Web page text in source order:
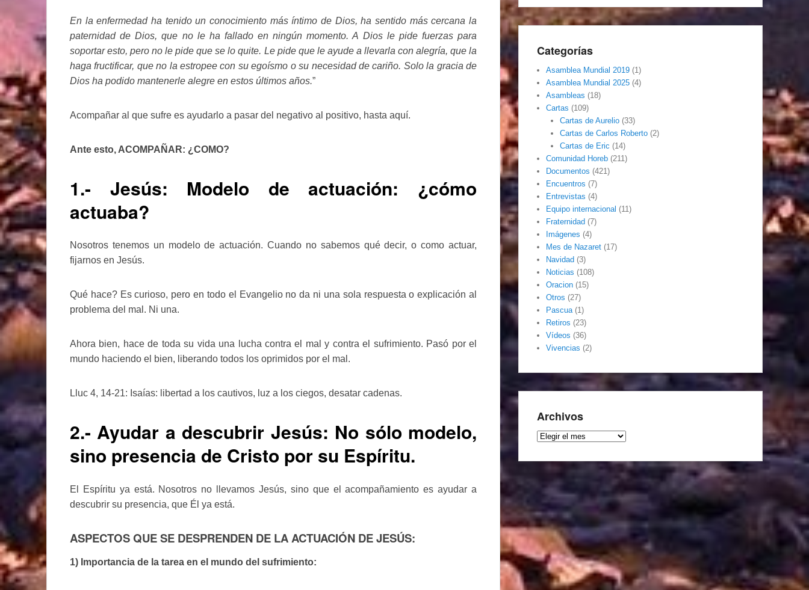
En la enfermedad ha tenido un conocimiento más íntimo de Dios, ha sentido más cercana la
paternidad de Dios, que no le ha fallado en ningún momento. A Dios le pide fuerzas para
soportar esto, pero no le pide que se lo quite. Le pide que le ayude a llevarla con alegría, que la
haga fructificar, que no la estropee con su egoísmo o su necesidad de cariño. Solo la gracia de
Dios ha podido mantenerle alegre en estos últimos años.”
Acompañar al que sufre es ayudarlo a pasar del negativo al positivo, hasta aquí.
Ante esto, ACOMPAÑAR: ¿COMO?
1.- Jesús: Modelo de actuación: ¿cómo
actuaba?
Nosotros tenemos un modelo de actuación. Cuando no sabemos qué decir, o como actuar,
fijarnos en Jesús.
Qué hace? Es curioso, pero en todo el Evangelio no da ni una sola respuesta o explicación al
problema del mal. Ni una.
Ahora bien, hace de toda su vida una lucha contra el mal y contra el sufrimiento. Pasó por el
mundo haciendo el bien, liberando todos los oprimidos por el mal.
Lluc 4, 14-21: Isaías: libertad a los cautivos, luz a los ciegos, desatar cadenas.
2.- Ayudar a descubrir Jesús: No sólo modelo,
sino presencia de Cristo por su Espíritu.
El Espíritu ya está. Nosotros no llevamos Jesús, sino que el acompañamiento es ayudar a
descubrir su presencia, que Él ya está.
ASPECTOS QUE SE DESPRENDEN DE LA ACTUACIÓN DE JESÚS:
1) Importancia de la tarea en el mundo del sufrimiento:
Categorías
Asamblea Mundial 2019 (1)
Asamblea Mundial 2025 (4)
Asambleas (18)
Cartas (109)
Cartas de Aurelio(33)
Cartas de Carlos Roberto(2)
Cartas de Eric (14)
Comunidad Horeb (211)
Documentos (421)
Encuentros (7)
Entrevistas (4)
Equipo internacional (11)
Fraternidad (7)
Imágenes (4)
Mes de Nazaret (17)
Navidad (3)
Noticias (108)
Oracion (15)
Otros (27)
Pascua(1)
Retiros (23)
Vídeos (36)
Vivencias (2)
Archivos
Archivos